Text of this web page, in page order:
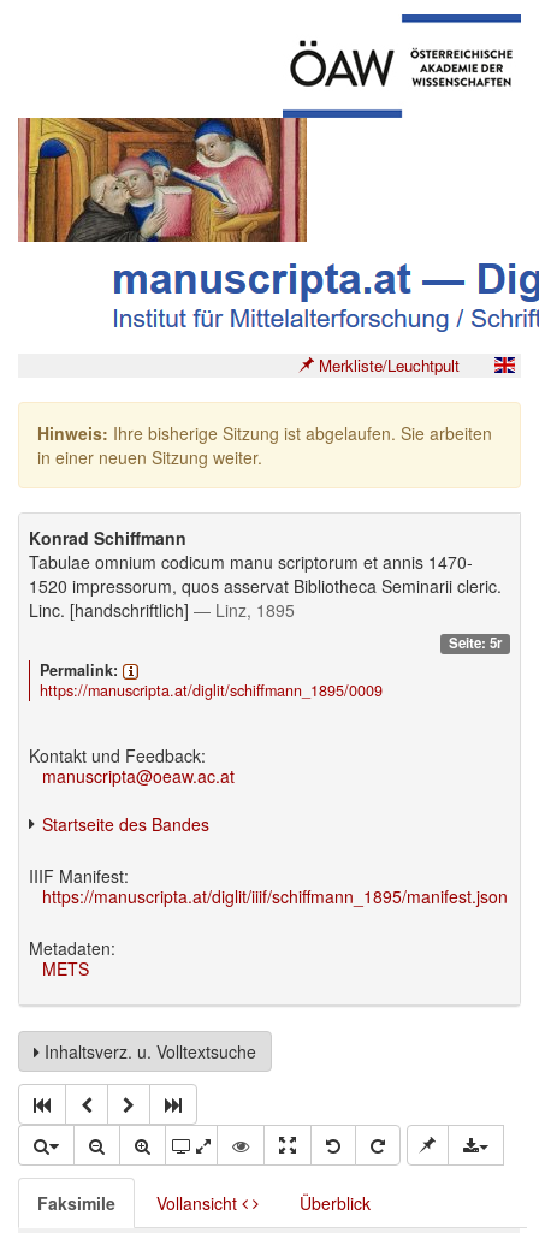
Merkliste/Leuchtpult
Hinweis: Ihre bisherige Sitzung ist abgelaufen. Sie arbeiten
in einer neuen Sitzung weiter.
Konrad Schiffmann
Tabulae omnium codicum manu scriptorum et annis 1470-
1520 impressorum, quos asservat Bibliotheca Seminarii cleric.
Linc. [handschriftlich] — Linz, 1895
Seite: 5r
Permalink:
https://manuscripta.at/diglit/schiffmann_1895/0009
Kontakt und Feedback:
manuscripta@oeaw.ac.at
Startseite des Bandes
IIIF Manifest:
https://manuscripta.at/diglit/iiif/schiffmann_1895/manifest.json
Metadaten:
METS
Inhaltsverz. u. Volltextsuche
Faksimile Vollansicht Überblick